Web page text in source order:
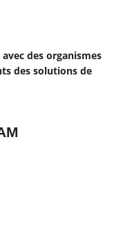
des organismes
des solutions de